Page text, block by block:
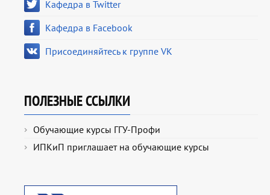
Кафедра в Twitter
Кафедра в Facebook
Присоединяйтесь к группе VK
ПОЛЕЗНЫЕ ССЫЛКИ
Обучающие курсы ГГУ-Профи
ИПКиП приглашает на обучающие курсы